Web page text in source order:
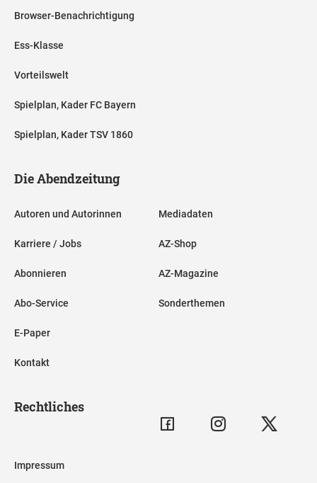
Browser-Benachrichtigung
Ess-Klasse
Vorteilswelt
Spielplan, Kader FC Bayern
Spielplan, Kader TSV 1860
Die Abendzeitung
Autoren und Autorinnen
Karriere / Jobs
Abonnieren
Abo-Service
E-Paper
Kontakt
Mediadaten
AZ-Shop
AZ-Magazine
Sonderthemen
Rechtliches
Impressum